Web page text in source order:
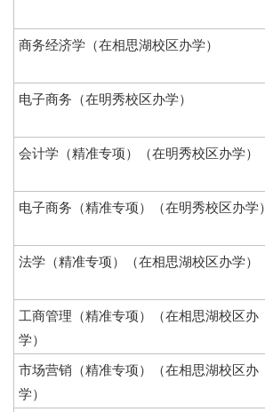
商务经济学（在相思湖校区办学）
电子商务（在明秀校区办学）
会计学（精准专项）（在明秀校区办学）
电子商务（精准专项）（在明秀校区办学）
法学（精准专项）（在相思湖校区办学）
工商管理（精准专项）（在相思湖校区办
学）
市场营销（精准专项）（在相思湖校区办
学）